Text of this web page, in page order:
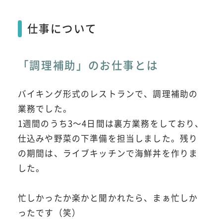
仕事について
「調理補助」のお仕事とは
バイキング形式のレストランで、調理補助の
業務でした。
1週間のうち3～4日間は裏方業務をしており、
仕込みや野菜の下準備を担当しました。残り
の期間は、ライブキッチンで海鮮丼を作りま
した。
忙しかったか楽かと聞かれたら、まぁ忙しか
ったです（笑）